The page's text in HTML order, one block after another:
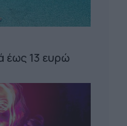
έως 13 ευρώ